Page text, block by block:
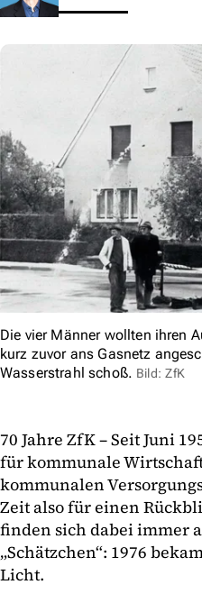
Die vier Männer wollten ihren
kurz zuvor ans Gasnetz
Wasserstrahl schoß. Bild: ZfK
70 Jahre ZfK – Seit Juni
für kommunale
kommunalen
Zeit also für einen
finden sich dabei immer
„Schätzchen“: 1976
Licht.